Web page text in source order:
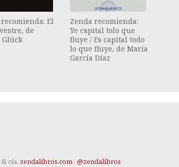
El
de
Glück
Zenda recomienda:
Ye capital tolo que
fluye / Es capital todo
lo que fluye, de María
García Díaz
cía. zendalibros.com · @zendalibros ·